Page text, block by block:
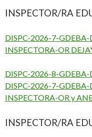
INSPECTOR/RA
DISPC-2026-7-GDEBA-
INSPECTORA-OR
DISPC-2026-8-
DISPC-2026-7-GDEBA-
INSPECTORA-OR y
INSPECTOR/RA